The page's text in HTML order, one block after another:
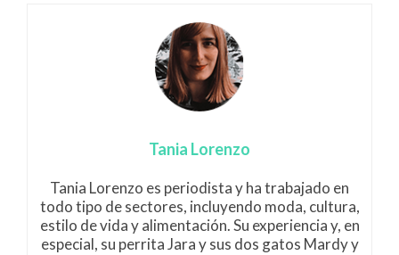
Tania Lorenzo
Tania Lorenzo es periodista y ha trabajado en
todo tipo de sectores, incluyendo moda, cultura,
estilo de vida y alimentación. Su experiencia y, en
especial, su perrita Jara y sus dos gatos Mardy y